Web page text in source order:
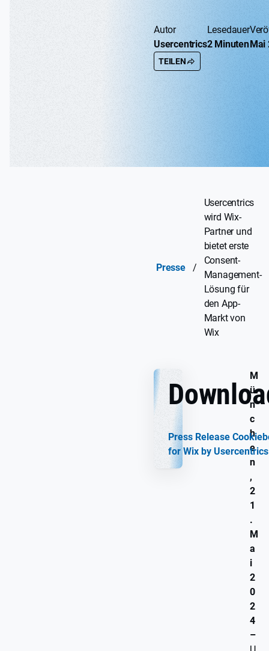
Autor
Usercentrics
Lesedauer
2 MinutenMai
TEILEN
Presse /
Usercentrics
wird Wix-
Partner und
bietet erste
Consent-
Management-
Lösung für
den App-
Markt von
Wix
Press Release
for Wix by Usercentrics
M
ü
n
c
h
e
n
,
2
1
.
M
a
i
2
0
2
4
–